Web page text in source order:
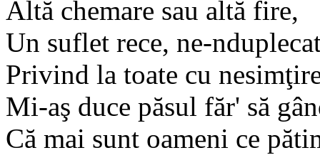
Altă chemare sau altă fire,
Un suflet rece, ne-
Privind la toate cu
Mi-aş duce păsul făr' să
Că mai sunt oameni ce